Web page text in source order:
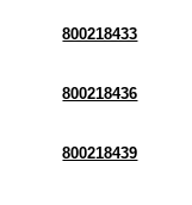
800218433
800218436
800218439